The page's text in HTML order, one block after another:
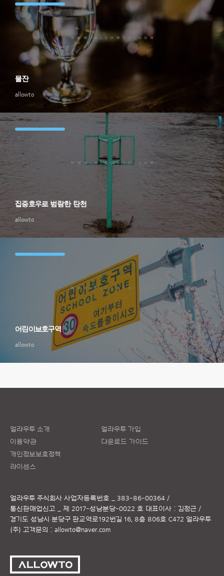
allowto
물잔
allowto
집중호우로 범람한 탄천
allowto
어린이보호구역
얼라우투 소개
이용약관
개인정보보호정책
라이센스
얼라우투 가입
다운로드 가이드
얼라우투 주식회사 사업자등록번호 _ 383-86-00364 /
통신판매업신고 _ 제 2017-성남분당-0022 호 대표이사 : 김정근 /
경기도 성남시 분당구 판교역로192번길 16, 8층 806호 C472 얼라우투
(주) 고객문의 : allowto@naver.com